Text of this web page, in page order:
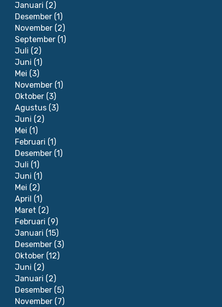
Januari (2)
Desember (1)
November (2)
September (1)
Juli (2)
Juni (1)
Mei (3)
November (1)
Oktober (3)
Agustus (3)
Juni (2)
Mei (1)
Februari (1)
Desember (1)
Juli (1)
Juni (1)
Mei (2)
April (1)
Maret (2)
Februari (9)
Januari (15)
Desember (3)
Oktober (12)
Juni (2)
Januari (2)
Desember (5)
November (7)